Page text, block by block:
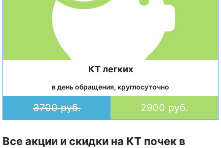
КТ легких
в день обращения, круглосуточно
3700 руб. 2900 руб.
Все акции и скидки на КТ почек в